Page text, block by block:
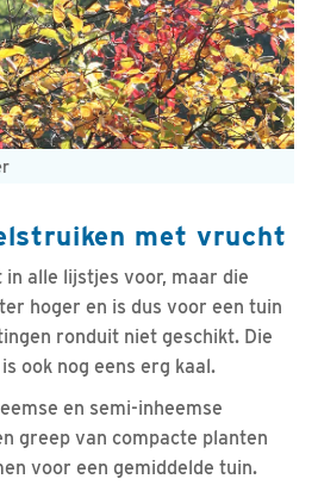
met vrucht
alle lijstjes voor, maar die
hoger en is dus voor een tuin
ronduit niet geschikt. Die
ook nog eens erg kaal.
en semi-inheemse
greep van compacte planten
voor een gemiddelde tuin.